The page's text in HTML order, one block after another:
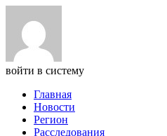
войти в систему
Главная
Новости
Регион
Расследования